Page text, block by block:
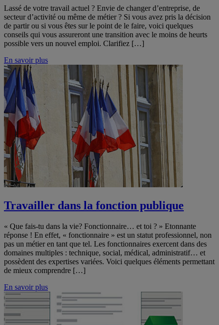
Lassé de votre travail actuel ? Envie de changer d’entreprise, de
secteur d’activité ou même de métier ? Si vous avez pris la décision
de partir ou si vous êtes sur le point de le faire, voici quelques
conseils qui vous assureront une transition avec le moins de heurts
possible vers un nouvel emploi. Clarifiez […]
En savoir plus
Travailler dans la fonction publique
« Que fais-tu dans la vie? Fonctionnaire… et toi ? » Etonnante
réponse ! En effet, « fonctionnaire » est un statut professionnel, non
pas un métier en tant que tel. Les fonctionnaires exercent dans des
domaines multiples : technique, social, médical, administratif… et
possèdent des expertises variées. Voici quelques éléments permettant
de mieux comprendre […]
En savoir plus